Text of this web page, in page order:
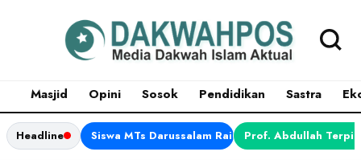
Masjid Opini Sosok Pendidikan Sastra
Headline Siswa MTs Darussalam Raih Juara 1 dalam
Prof. Abdullah